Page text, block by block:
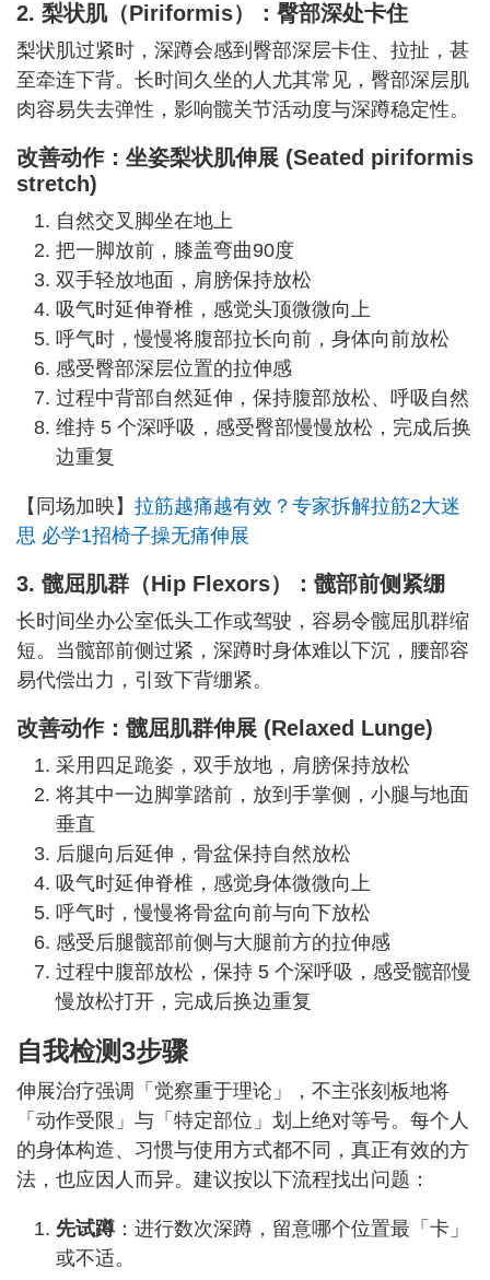
2. 梨状肌（Piriformis） ：臀部深处卡住
梨状肌过紧时，深蹲会感到臀部深层卡住、拉扯，甚
至牵连下背。长时间久坐的人尤其常见，臀部深层肌
肉容易失去弹性，影响髋关节活动度与深蹲稳定性。
改善动作：坐姿梨状肌伸展 (Seated piriformis
stretch)
自然交叉脚坐在地上
把一脚放前，膝盖弯曲90度
双手轻放地面，肩膀保持放松
吸气时延伸脊椎，感觉头顶微微向上
呼气时，慢慢将腹部拉长向前，身体向前放松
感受臀部深层位置的拉伸感
过程中背部自然延伸，保持腹部放松、呼吸自然
维持 5 个深呼吸，感受臀部慢慢放松，完成后换
边重复
【同场加映】 拉筋越痛越有效？专家拆解拉筋2大迷
思 必学1招椅子操无痛伸展
3. 髋屈肌群 （Hip Flexors） ：髋部前侧紧绷
长时间坐办公室低头工作或驾驶，容易令髋屈肌群缩
短。当髋部前侧过紧，深蹲时身体难以下沉，腰部容
易代偿出力，引致下背绷紧。
改善动作： 髋屈肌群伸展 (Relaxed Lunge)
采用四足跪姿，双手放地，肩膀保持放松
将其中一边脚掌踏前，放到手掌侧，小腿与地面
垂直
后腿向后延伸，骨盆保持自然放松
吸气时延伸脊椎，感觉身体微微向上
呼气时，慢慢将骨盆向前与向下放松
感受后腿髋部前侧与大腿前方的拉伸感
过程中腹部放松，保持 5 个深呼吸，感受髋部慢
慢放松打开，完成后换边重复
自我检测3步骤
伸展治疗强调「觉察重于理论」，不主张刻板地将
「动作受限」与「特定部位」划上绝对等号。每个人
的身体构造、习惯与使用方式都不同，真正有效的方
法，也应因人而异。建议按以下流程找出问题：
先试蹲：进行数次深蹲，留意哪个位置最「卡」
或不适。